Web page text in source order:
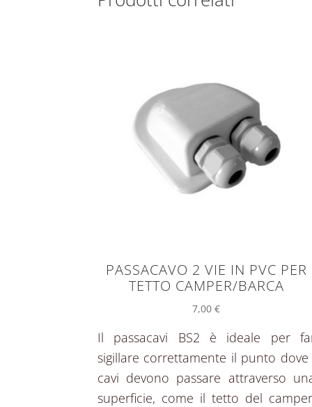
PASSACAVO 2 VIE IN PVC PER
TETTO CAMPER/BARCA
7,00€
Il passacavi BS2 è ideale per
sigillare correttamente il punto dove
cavi devono passare attraverso
superficie, come il tetto del